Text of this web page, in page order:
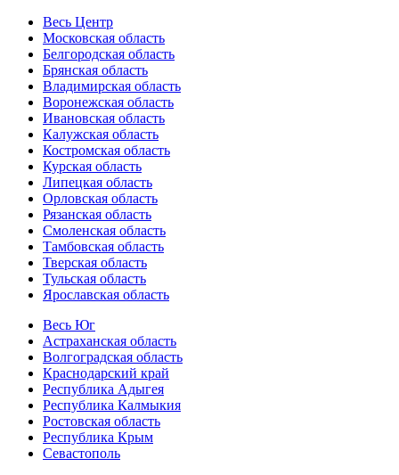
Весь Центр
Московская область
Белгородская область
Брянская область
Владимирская область
Воронежская область
Ивановская область
Калужская область
Костромская область
Курская область
Липецкая область
Орловская область
Рязанская область
Смоленская область
Тамбовская область
Тверская область
Тульская область
Ярославская область
Весь Юг
Астраханская область
Волгоградская область
Краснодарский край
Республика Адыгея
Республика Калмыкия
Ростовская область
Республика Крым
Севастополь